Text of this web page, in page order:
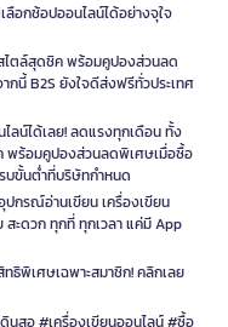
อกช้อปออนไลน์ได้อย่างจุใจ
ไตล์สุดชิค พร้อมคูปองส่วนลด
กนี้ B2S ยังใจดีส่งฟรีทั่วประเทศ
ลน์ได้เลย! ลดแรงทุกเดือน ทั้ง
พร้อมคูปองส่วนลดพิเศษเมื่อซื้อ
บขั้นต่ำที่บริษัทกำหนด
ปกรณ์อ่านเขียน เครื่องเขียน
ะดวก ทุกที่ ทุกเวลา แค่มี App
ทธิพิเศษเฉพาะสมาชิก! คลิกเลย
นสอ #เครื่องเขียนออนไลน์ #ซื้อ